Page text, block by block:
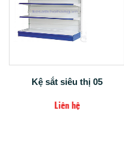
Kệ sắt siêu thị 05
Liên hệ